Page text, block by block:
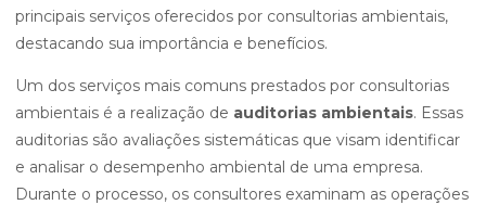
principais serviços oferecidos por consultorias ambientais,
destacando sua importância e benefícios.
Um dos serviços mais comuns prestados por consultorias
ambientais é a realização de auditorias ambientais. Essas
auditorias são avaliações sistemáticas que visam identificar
e analisar o desempenho ambiental de uma empresa.
Durante o processo, os consultores examinam as operações